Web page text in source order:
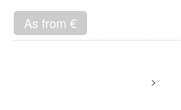
As from €
>